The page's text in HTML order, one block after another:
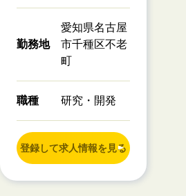
勤務地
愛知県名古屋
市千種区不老
町
職種 研究・開発
登録して求人情報を見る